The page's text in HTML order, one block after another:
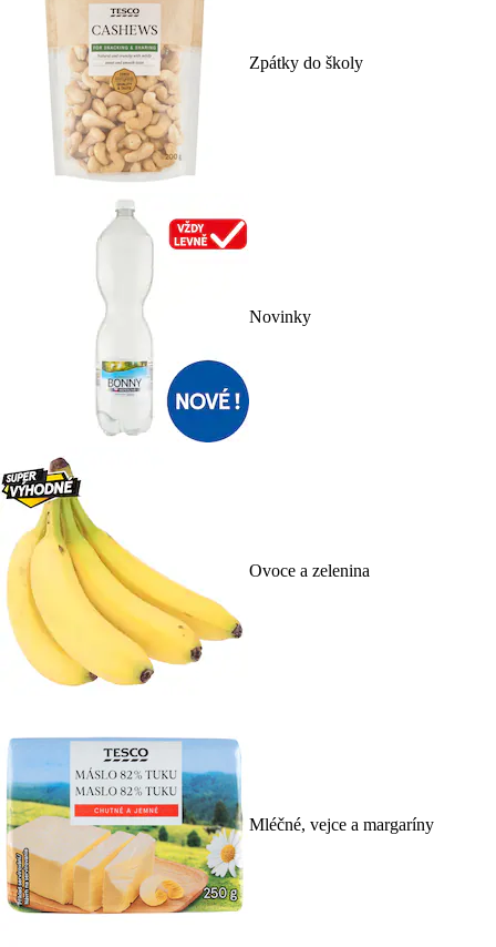
Zpátky do školy
Novinky
Ovoce a zelenina
Mléčné, vejce a margaríny